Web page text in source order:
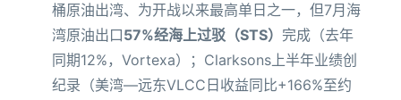
桶原油出湾、为开战以来最高单日之一，但7月海
湾原油出口57%经海上过驳（STS） 完成（去年
同期12%，Vortexa）；Clarksons上半年业绩创
纪录（美湾—远东VLCC日收益同比+166%至约